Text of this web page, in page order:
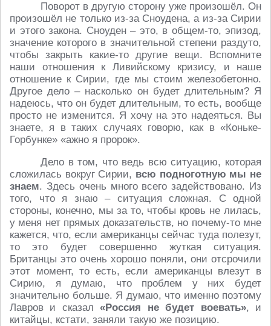
Поворот в другую сторону уже произошёл. Он
произошёл не только из-за Сноудена, а из-за Сирии
и этого закона. Сноуден – это, в общем-то, эпизод,
значение которого в значительной степени раздуто,
чтобы закрыть какие-то другие вещи. Вспомните
наши отношения к Ливийскому кризису, и наше
отношение к Сирии, где мы стоим железобетонно.
Другое дело – насколько он будет длительным? Я
надеюсь, что он будет длительным, то есть, вообще
просто не изменится. Я хочу на это надеяться. Вы
знаете, я в таких случаях говорю, как в «Коньке-
Горбунке» «ажно я пророк».
Дело в том, что ведь всю ситуацию, которая
сложилась вокруг Сирии, всю подноготную мы не
знаем. Здесь очень много всего задействовано. Из
того, что я знаю – ситуация сложная. С одной
стороны, конечно, мы за то, чтобы кровь не лилась,
у меня нет прямых доказательств, но почему-то мне
кажется, что, если американцы сейчас туда полезут,
то это будет совершенно жуткая ситуация.
Британцы это очень хорошо поняли, они отсрочили
этот момент, то есть, если американцы влезут в
Сирию, я думаю, что проблем у них будет
значительно больше. Я думаю, что именно поэтому
Лавров и сказал«Россия не будет воевать», и
китайцы, кстати, заняли такую же позицию.